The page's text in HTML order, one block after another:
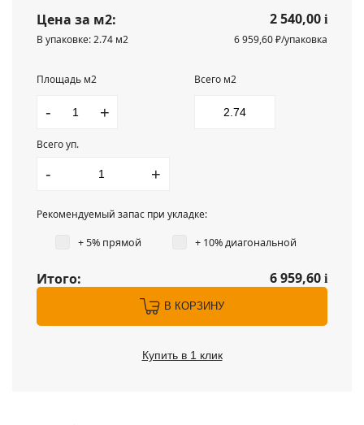
Цена за м2: 2 540,00 i
В упаковке: 2.74 м2
6 959,60 ₽/упаковка
Площадь м2
- +
Всего м2
Всего уп.
- +
Рекомендуемый запас при укладке:
+ 5% прямой + 10% диагональной
Итого: 6 959,60 i
В КОРЗИНУ
Купить в 1 клик